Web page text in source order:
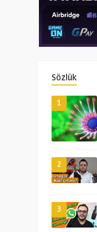
Sözlük
1
2
3